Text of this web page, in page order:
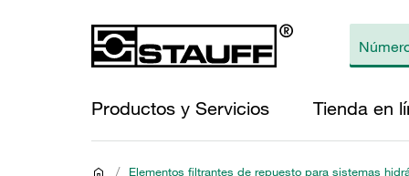
Productos y Servicios Tienda en
/ Elementos filtrantes de repuesto para sistemas